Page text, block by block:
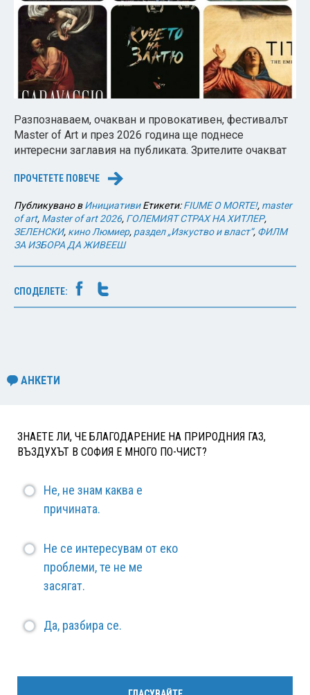
Разпознаваем, очакван и провокативен, фестивалът
Master of Art и през 2026 година ще поднесе
интересни заглавия на публиката. Зрителите очакват
ПРОЧЕТЕТЕ ПОВЕЧЕ →
Публикувано вИнициативи Етикети:FIUME O MORTE!, master
of art, Master of art 2026, ГОЛЕМИЯТ СТРАХ НА ХИТЛЕР,
ЗЕЛЕНСКИ, кино Люмиер, раздел „Изкуство и власт“, ФИЛМ
ЗА ИЗБОРА ДА ЖИВЕЕШ
СПОДЕЛЕТЕ:
АНКЕТИ
ЗНАЕТЕ ЛИ, ЧЕ БЛАГОДАРЕНИЕ НА ПРИРОДНИЯ ГАЗ,
ВЪЗДУХЪТ В СОФИЯ Е МНОГО ПО-ЧИСТ?
Не, не знам каква е
причината.
Не се интересувам от еко
проблеми, те не ме
засягат.
Да, разбира се.